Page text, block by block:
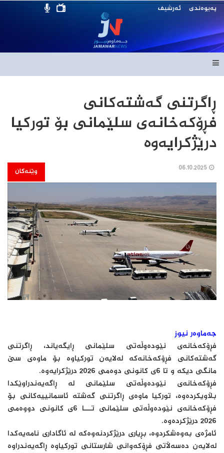
پەیوەندی ئەرشیف
ڕاگرتنی گەشتەكانی
فڕۆكەخانەی سلێمانی بۆ توركیا
درێژكرایەوە
وێنەکان
جەماوەر نیوز
فڕۆكەخانەی نێودەوڵەتی سلێمانی ڕایگەیاند، ڕاگرتنی
گەشتەكانی فڕۆكەخانەكە لەلایەن توركیاوە بۆ ماوەی سێ
مانگی دیكە و تا 6ی كانونی دوەمی 2026 درێژكرایەوە.
فڕۆكەخانەی نێودەوڵەتی سلێمانی لە ڕاگەیەندراوێكدا
بڵاویكردەوە، توركیا ماوەی ڕاگرتنی گەشتە ئاسمانییەكانی بۆ
فڕۆكەخانەی نێودەوڵەتی سلێمانی تـــــا 6ی كانونی دووەمی
2026 درێژكردەوە.
ئامژەی بەوەشكردوە، بڕیاری درێژكردنەوەكە لە ئاگاداری نامەیەكدا
لەلایەن دەسەڵاتی فڕۆكەوانی شارستانی توركیاوە ڕاگەیەندراوە